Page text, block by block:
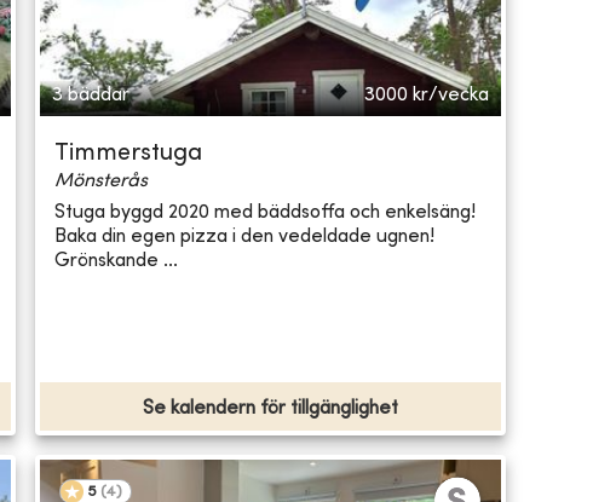
3 bäddar 3000 kr/vecka
Timmerstuga
Mönsterås
Stuga byggd 2020 med bäddsoffa och enkelsäng!
Baka din egen pizza i den vedeldade ugnen!
Grönskande ...
Se kalendern för tillgänglighet
5 (4)